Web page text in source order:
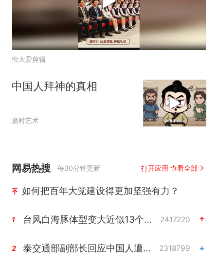
虫大爱剪辑
中国人拜神的真相
磨时艺术
网易热搜 每30分钟更新 打开应用 查看全部
如何把百年大党建设得更加坚强有力？
1 台风白海豚体型变大近似13个浙江面积 2417220
2 泰交通部副部长回应中国人遭歧视手势 2318799